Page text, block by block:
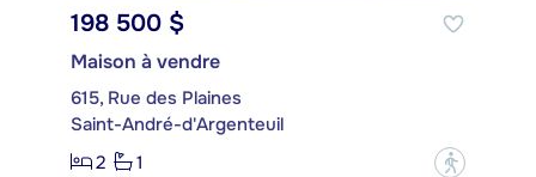
198 500 $
Maison à vendre
615, Rue des Plaines
Saint-André-d'Argenteuil
2
1 ?